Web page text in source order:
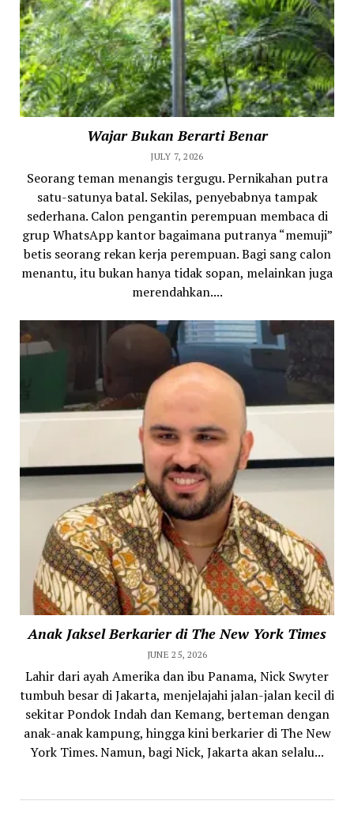
Wajar Bukan Berarti Benar
JULY 7, 2026
Seorang teman menangis tergugu. Pernikahan putra
satu-satunya batal. Sekilas, penyebabnya tampak
sederhana. Calon pengantin perempuan membaca di
grup WhatsApp kantor bagaimana putranya “memuji”
betis seorang rekan kerja perempuan. Bagi sang calon
menantu, itu bukan hanya tidak sopan, melainkan juga
merendahkan....
Anak Jaksel Berkarier di The New York Times
JUNE 25, 2026
Lahir dari ayah Amerika dan ibu Panama, Nick Swyter
tumbuh besar di Jakarta, menjelajahi jalan-jalan kecil di
sekitar Pondok Indah dan Kemang, berteman dengan
anak-anak kampung, hingga kini berkarier di The New
York Times. Namun, bagi Nick, Jakarta akan selalu...